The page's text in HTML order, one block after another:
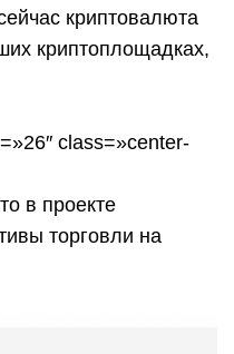
криптовалюта
криптоплощадках,
class=»center-
в проекте
торговли на